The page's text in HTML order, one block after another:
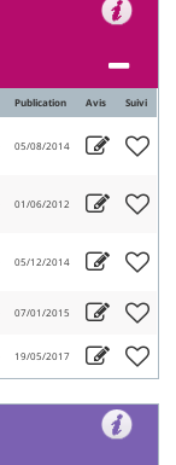
Publication Avis Suivi
05/08/2014
01/06/2012
05/12/2014
07/01/2015
19/05/2017